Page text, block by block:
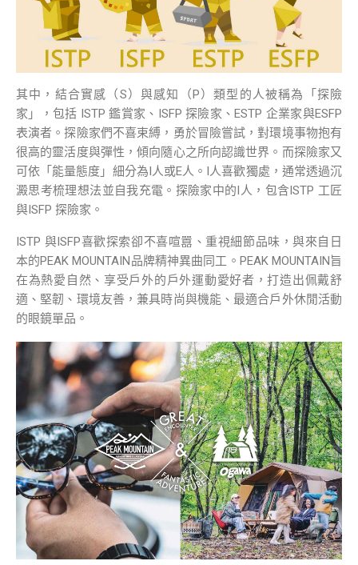
其中，結合實感（S）與感知（P）類型的人被稱為「探險
家」，包括 ISTP 鑑賞家、ISFP 探險家、ESTP 企業家與ESFP
表演者。探險家們不喜束縛，勇於冒險嘗試，對環境事物抱有
很高的靈活度與彈性，傾向隨心之所向認識世界。而探險家又
可依「能量態度」細分為I人或E人。I人喜歡獨處，通常透過沉
澱思考梳理想法並自我充電。探險家中的I人，包含ISTP 工匠
與ISFP 探險家。
ISTP 與ISFP喜歡探索卻不喜喧囂、重視細節品味，與來自日
本的PEAK MOUNTAIN品牌精神異曲同工。PEAK MOUNTAIN旨
在為熱愛自然、享受戶外的戶外運動愛好者，打造出佩戴舒
適、堅韌、環境友善，兼具時尚與機能、最適合戶外休閒活動
的眼鏡單品。